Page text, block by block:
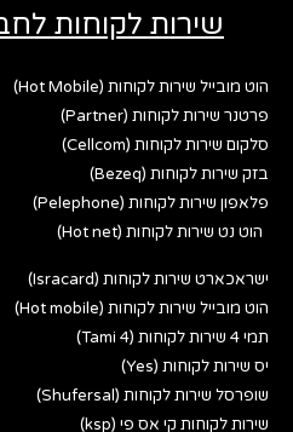
שירות לקוחות
הוט מובייל שירות לקוחות (Hot Mobile)
פרטנר שירות לקוחות (Partner)
סלקום שירות לקוחות (Cellcom)
בזק שירות לקוחות (Bezeq)
פלאפון שירות לקוחות (Pelephone)
הוט נט שירות לקוחות (Hot net)
ישראכארט שירות לקוחות (Isracard)
הוט מובייל שירות לקוחות (Hot mobile)
תמי 4 שירות לקוחות (Tami 4)
יס שירות לקוחות (Yes)
שופרסל שירות לקוחות (Shufersal)
שירות לקוחות קי אס פי (ksp)